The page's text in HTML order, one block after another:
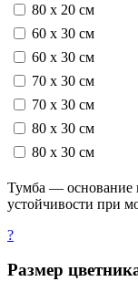
80 х 20 см
60 х 30 см
60 х 30 см
70 х 30 см
70 х 30 см
80 х 30 см
80 х 30 см
Тумба — основание
устойчивости при
?
Размер